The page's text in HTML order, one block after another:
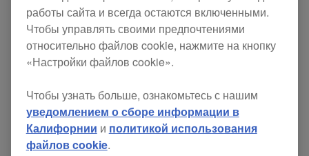
Официальный обзор DM-40
работы сайта и всегда остаются включенными.
Чтобы управлять своими предпочтениями
относительно файлов cookie, нажмите на кнопку
«Настройки файлов cookie».
Чтобы узнать больше, ознакомьтесь с нашим
уведомлением о сборе информации в
Калифорнии и политикой использования
файлов cookie.